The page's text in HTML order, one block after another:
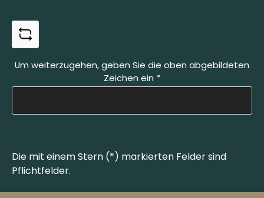
Um weiterzugehen, geben Sie die oben abgebildeten
Zeichen ein *
Die mit einem Stern (*) markierten Felder sind
Pflichtfelder.